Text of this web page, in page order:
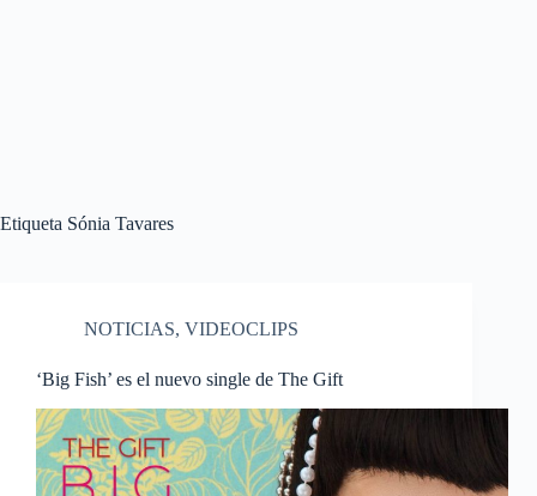
Etiqueta Sónia Tavares
NOTICIAS, VIDEOCLIPS
‘Big Fish’ es el nuevo single de The Gift